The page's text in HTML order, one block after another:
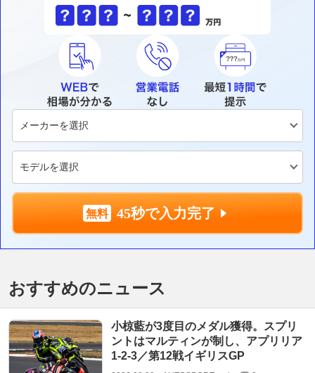
45秒で入力完了
おすすめのニュース
小椋藍が3度目のメダル獲得。スプリ
ントはマルティンが制し、アプリリア
1-2-3／第12戦イギリスGP